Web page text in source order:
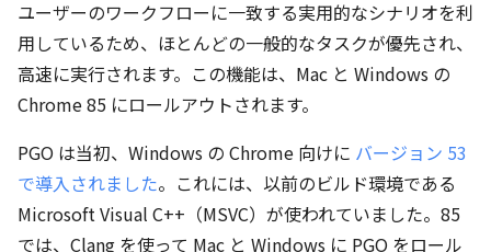
ユーザーのワークフローに一致する実用的なシナリオを利
用しているため、ほとんどの一般的なタスクが優先され、
高速に実行されます。この機能は、Mac と Windows の
Chrome 85 にロールアウトされます。
PGO は当初、Windows の Chrome 向けに バージョン 53
で導入されました。これには、以前のビルド環境である
Microsoft Visual C++（MSVC）が使われていました。85
では、Clang を使って Mac と Windows に PGO をロール